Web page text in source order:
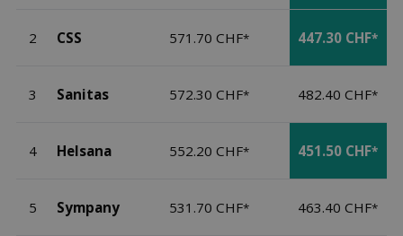
2 CSS 571.70 CHF* 447.30 CHF*
3 Sanitas 572.30 CHF* 482.40 CHF*
4 Helsana 552.20 CHF* 451.50 CHF*
5 Sympany 531.70 CHF* 463.40 CHF*